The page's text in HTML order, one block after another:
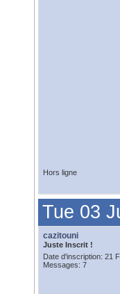
Hors ligne
Tue 03
cazitouni
Juste Inscrit !
Date d'inscription: 21
Messages: 7